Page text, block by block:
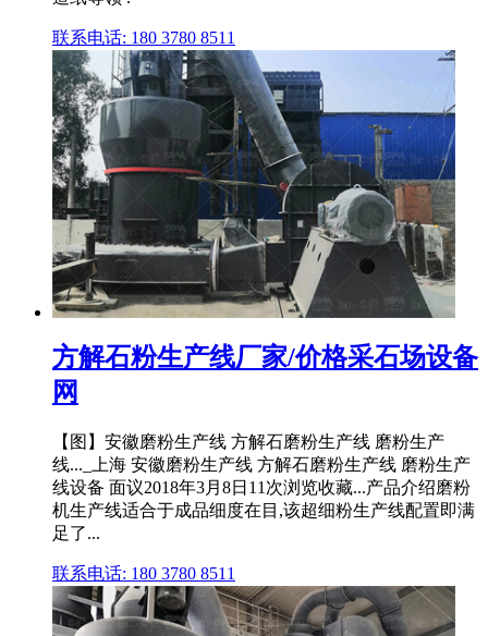
联系电话: 180 3780 8511
方解石粉生产线厂家/价格采石场设备
网
【图】安徽磨粉生产线 方解石磨粉生产线 磨粉生产
线..._上海 安徽磨粉生产线 方解石磨粉生产线 磨粉生产
线设备 面议2018年3月8日11次浏览收藏...产品介绍磨粉
机生产线适合于成品细度在目,该超细粉生产线配置即满
足了...
联系电话: 180 3780 8511